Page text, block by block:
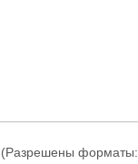
(Разрешены форматы: